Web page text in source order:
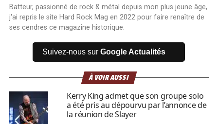
Batteur, passionné de rock & métal depuis mon plus jeune âge,
j'ai repris le site Hard Rock Mag en 2022 pour faire renaître de
ses cendres ce magazine historique.
Suivez-nous surGoogle Actualités
À VOIR AUSSI
Kerry King admet que son groupe solo
a été pris au dépourvu par l’annonce de
la réunion de Slayer